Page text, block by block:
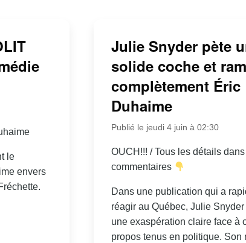
le
envers
Julie Snyder pète
solide coche et
complètement Éric
Duhaime
Publié le jeudi 4 juin à 02:30
OUCH!!! / Tous les détails
commentaires
Dans une publication qui a
réagir au Québec, Julie
une exaspération claire face à
propos tenus en politique. Son